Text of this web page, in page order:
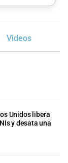
Videos
Unidos libera
y desata una